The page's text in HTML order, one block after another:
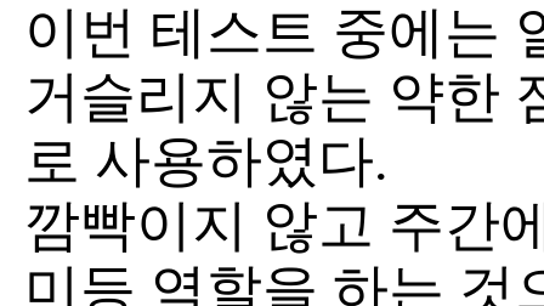
이번 테스트 중에는
거슬리지 않는 약한
로 사용하였다.
깜빡이지 않고 주간
미등 역할을 하는 것